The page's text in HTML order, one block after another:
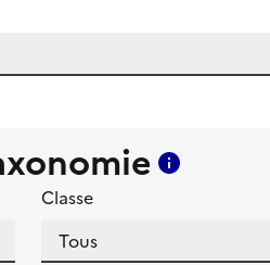
Classe